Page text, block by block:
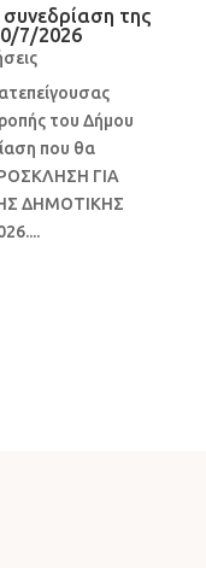
της
7/2026
του Δήμου
που θα
ΓΙΑ
ΔΗΜΟΤΙΚΗΣ